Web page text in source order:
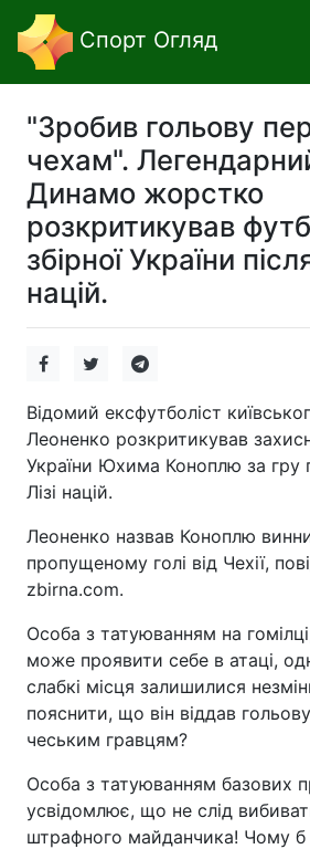
Спорт Огляд
"Зробив гольову
чехам".
Динамо жорстко
розкритикував
збірної України
націй.
Відомий ексфутболіст
Леоненко розкритикував
України Юхима Коноплю за гру
Лізі націй.
Леоненко назвав Коноплю
пропущеному голі від Чехії,
zbirna.com.
Особа з татуюванням на
може проявити себе в атаці,
слабкі місця залишилися
пояснити, що він віддав
чеським гравцям?
Особа з татуюванням базових
усвідомлює, що не слід
штрафного майданчика! Чому б